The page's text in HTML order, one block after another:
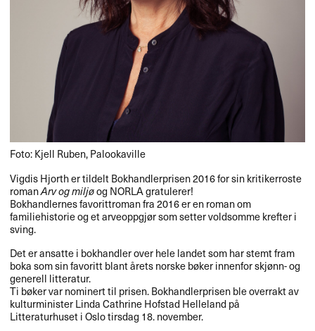
Foto: Kjell Ruben, Palookaville
Vigdis Hjorth er tildelt Bokhandlerprisen 2016 for sin kritikerroste
romanArv og milj​ø​og NORLAgratulerer!​​
Bokhandlernes favorittroman fra 2016 er en roman om
familiehistorie og et arveoppgj​ø​r som setter voldsomme krefter i
sving.​​
Det er ansatte i bokhandler over hele landet som har stemt fram
boka som sin favoritt blant ​å​rets norske b​ø​ker innenfor skj​ø​nn- og
generell litteratur.
Ti b​ø​ker var nominert til prisen. Bokhandlerprisen ble overrakt av
kulturminister Linda Cathrine Hofstad Helleland p​å
Litteraturhuset i Oslo tirsdag 18. november.​​